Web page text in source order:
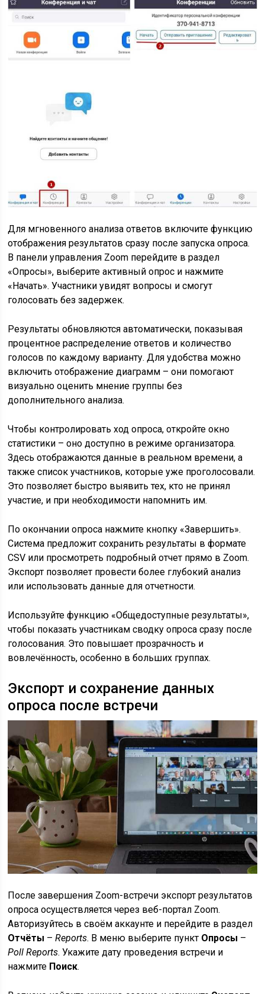
Для мгновенного анализа ответов включите функцию
отображения результатов сразу после запуска опроса.
В панели управления Zoom перейдите в раздел
«Опросы», выберите активный опрос и нажмите
«Начать». Участники увидят вопросы и смогут
голосовать без задержек.
Результаты обновляются автоматически, показывая
процентное распределение ответов и количество
голосов по каждому варианту. Для удобства можно
включить отображение диаграмм – они помогают
визуально оценить мнение группы без
дополнительного анализа.
Чтобы контролировать ход опроса, откройте окно
статистики – оно доступно в режиме организатора.
Здесь отображаются данные в реальном времени, а
также список участников, которые уже проголосовали.
Это позволяет быстро выявить тех, кто не принял
участие, и при необходимости напомнить им.
По окончании опроса нажмите кнопку «Завершить».
Система предложит сохранить результаты в формате
CSV или просмотреть подробный отчет прямо в Zoom.
Экспорт позволяет провести более глубокий анализ
или использовать данные для отчетности.
Используйте функцию «Общедоступные результаты»,
чтобы показать участникам сводку опроса сразу после
голосования. Это повышает прозрачность и
вовлечённость, особенно в больших группах.
Экспорт и сохранение данных
опроса после встречи
После завершения Zoom-встречи экспорт результатов
опроса осуществляется через веб-портал Zoom.
Авторизуйтесь в своём аккаунте и перейдите в раздел
Отчёты –Reports. В меню выберите пункт Опросы –
Poll Reports. Укажите дату проведения встречи и
нажмите Поиск.